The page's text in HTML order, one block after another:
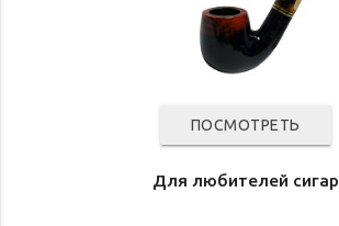
ПОСМОТРЕТЬ
Для любителей сигар